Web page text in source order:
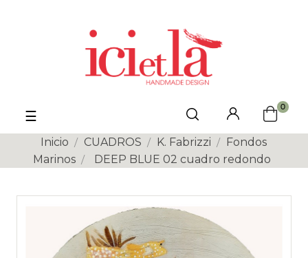
Navegación
de
palanca
☰
0
Inicio CUADROS K. Fabrizzi
Fondos
Marinos
DEEP BLUE 02 cuadro redondo